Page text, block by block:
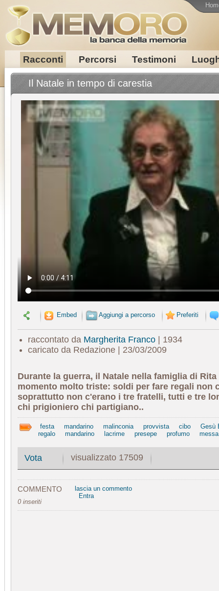
Racconti Percorsi Testimoni
Il Natale in tempo di carestia
Embed Aggiungi a percorso Preferiti
raccontato da Margherita Franco| 1934
caricato da Redazione | 23/03/2009
Durante la guerra, il Natale nella famiglia di Rita
momento molto triste: soldi per fare regali non
soprattutto non c'erano i tre fratelli, tutti e tre
chi prigioniero chi partigiano..
festa mandarino malinconia provvista cibo
Gesù
regalo
mandarino lacrime presepe profumo messa
Vota visualizzato 17509
COMMENTO
0 inseriti
lascia un commento
Entra